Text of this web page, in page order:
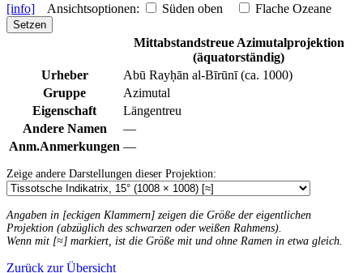
[info] Ansichtsoptionen: Süden oben Flache Ozeane
Setzen
Mittabstandstreue Azimutalprojektion
(äquatorständig)
Urheber
Abū Rayḥān al-Bīrūnī (ca. 1000)
Gruppe
Azimutal
Eigenschaft
Längentreu
Andere Namen
—
Anm.Anmerkungen —
Zeige andere Darstellungen dieser Projektion:
Angaben in [eckigen Klammern] zeigen die Größe der eigentlichen
Projektion (abzüglich des schwarzen oder weißen Rahmens).
Wenn mit [≈] markiert, ist die Größe mit und ohne Ramen in etwa gleich.
Zurück zur Übersicht